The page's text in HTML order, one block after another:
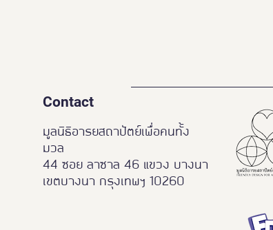
Contact
มูลนิธิอารยสถาปัตย์เพื่อคนทั้ง
มวล
44 ซอย ลาซาล 46 แขวง บางนา
เขตบางนา กรุงเทพฯ 10260